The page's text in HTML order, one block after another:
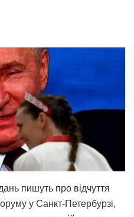
пишуть про відчуття
у Санкт-Петербурзі,